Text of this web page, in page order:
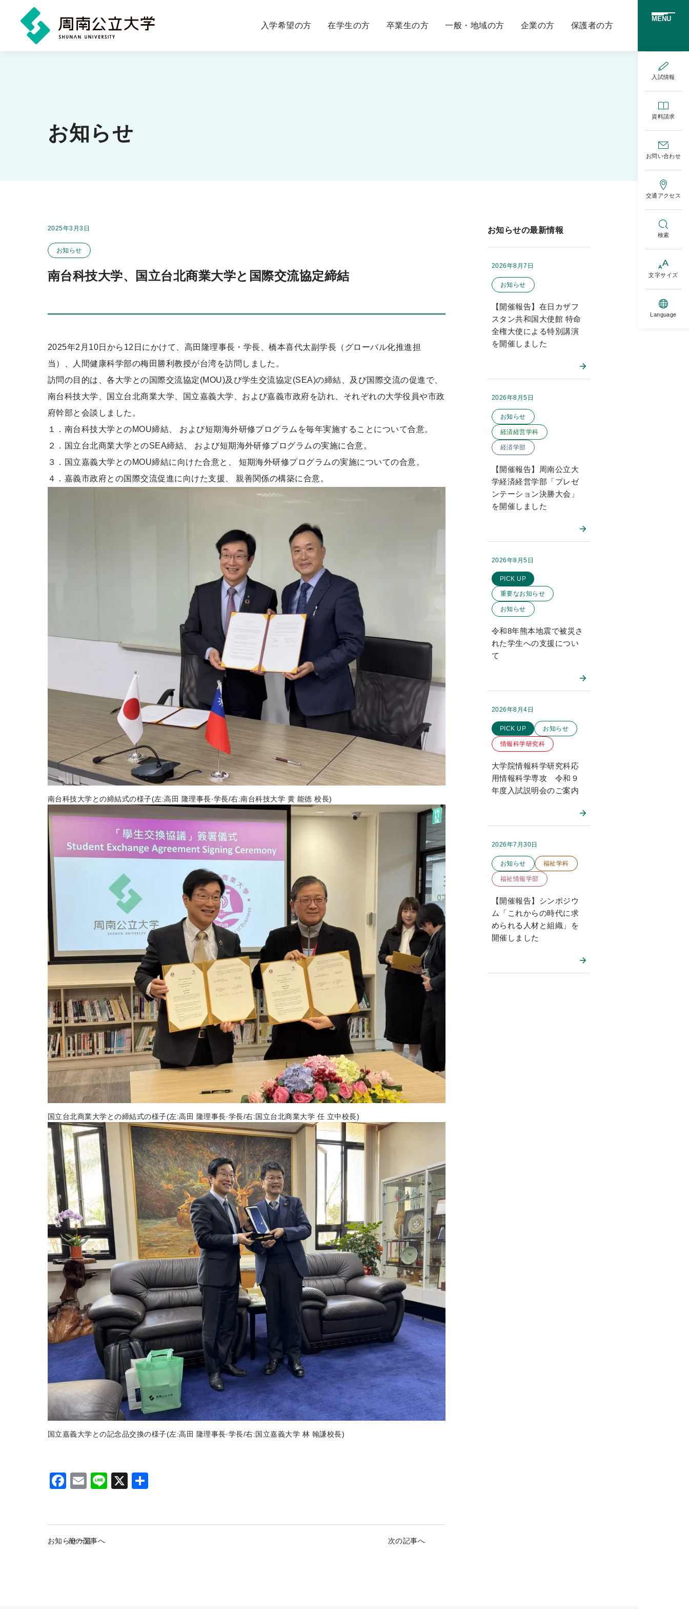
入学希望の方 在学生の方 卒業生の方 一般・地域の方 企業の方 保護者の方
MENU
入試情報
資料請求
お問い合わせ
交通アクセス
検索
文字サイズ
Language
お知らせ
掲載日：
2025年3月3日
この投稿のカテゴリー
お知らせ
南台科技大学、国立台北商業大学と国際交流協定締結
2025年2月10日から12日にかけて、高田隆理事長・学長、橋本喜代太副学長（グローバル化推進担
当）、人間健康科学部の梅田勝利教授が台湾を訪問しました。
訪問の目的は、各大学との国際交流協定(MOU)及び学生交流協定(SEA)の締結、及び国際交流の促進で、
南台科技大学、国立台北商業大学、国立嘉義大学、および嘉義市政府を訪れ、それぞれの大学役員や市政
府幹部と会談しました。
１．南台科技大学とのMOU締結、 および短期海外研修プログラムを毎年実施することについて合意。
２．国立台北商業大学とのSEA締結、 および短期海外研修プログラムの実施に合意。
３．国立嘉義大学とのMOU締結に向けた合意と、 短期海外研修プログラムの実施についての合意。
４．嘉義市政府との国際交流促進に向けた支援、 親善関係の構築に合意。
南台科技大学との締結式の様子(左:高田 隆理事長·学長/右:南台科技大学 黄 能徳 校長)
国立台北商業大学との締結式の様子(左:高田 隆理事長·学長/右:国立台北商業大学 任 立中校長)
国立嘉義大学との記念品交換の様子(左:高田 隆理事長·学長/右:国立嘉義大学 林 翰謙校長)
F
e
b
E
l
Li
X
e
前の記事へ 次の記事へ
お知らせ一覧
お知らせの最新情報
掲載日：
2026年8月7日
このお知らせのカテゴリー
お知らせ
【開催報告】在日カザフ
スタン共和国大使館 特命
全権大使による特別講演
を開催しました
掲載日：
2026年8月5日
このお知らせのカテゴリー
お知らせ
経済経営学科
経済学部
【開催報告】周南公立大
学経済経営学部「プレゼ
ンテーション決勝大会」
を開催しました
掲載日：
2026年8月5日
このお知らせのカテゴリー
PICK UP
重要なお知らせ
お知らせ
令和8年熊本地震で被災さ
れた学生への支援につい
て
掲載日：
2026年8月4日
このお知らせのカテゴリー
PICK UP お知らせ
情報科学研究科
大学院情報科学研究科応
用情報科学専攻 令和９
年度入試説明会のご案内
掲載日：
2026年7月30日
このお知らせのカテゴリー
お知らせ 福祉学科
福祉情報学部
【開催報告】シンポジウ
ム「これからの時代に求
められる人材と組織」を
開催しました